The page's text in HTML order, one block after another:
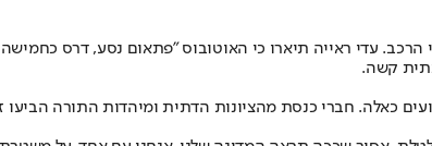
עדי ראייה תיארו כי האוטובוס "פתאום נסע, דרס
קשה.
כאלה. חברי כנסת מהציונות הדתית ומיהדות התורה הביעו